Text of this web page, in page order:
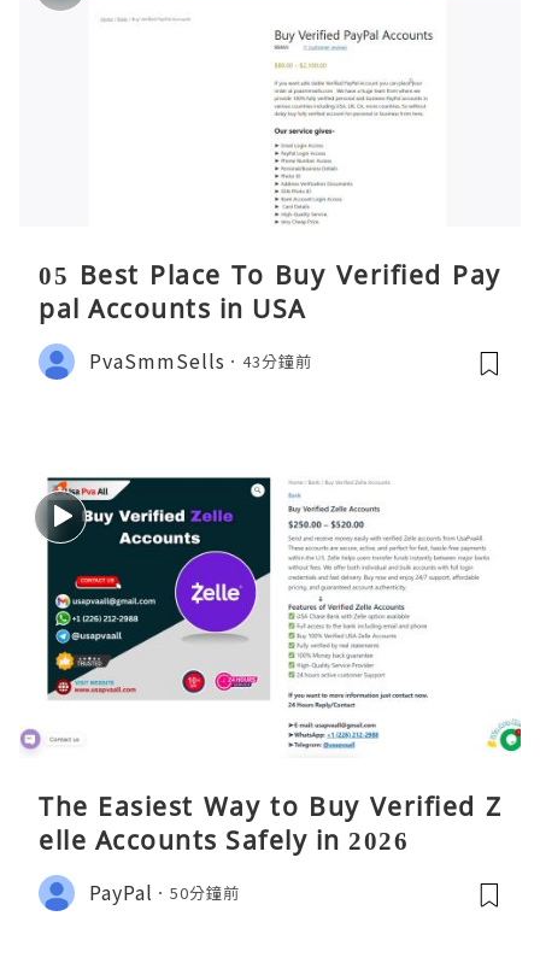
05 Best Place To Buy Verified Pay
pal Accounts in USA
PvaSmmSells 43分鐘前
The Easiest Way to Buy Verified Z
elle Accounts Safely in 2026
PayPal 50分鐘前